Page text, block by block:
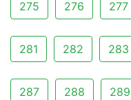
275 276 277
281 282 283
287 288 289